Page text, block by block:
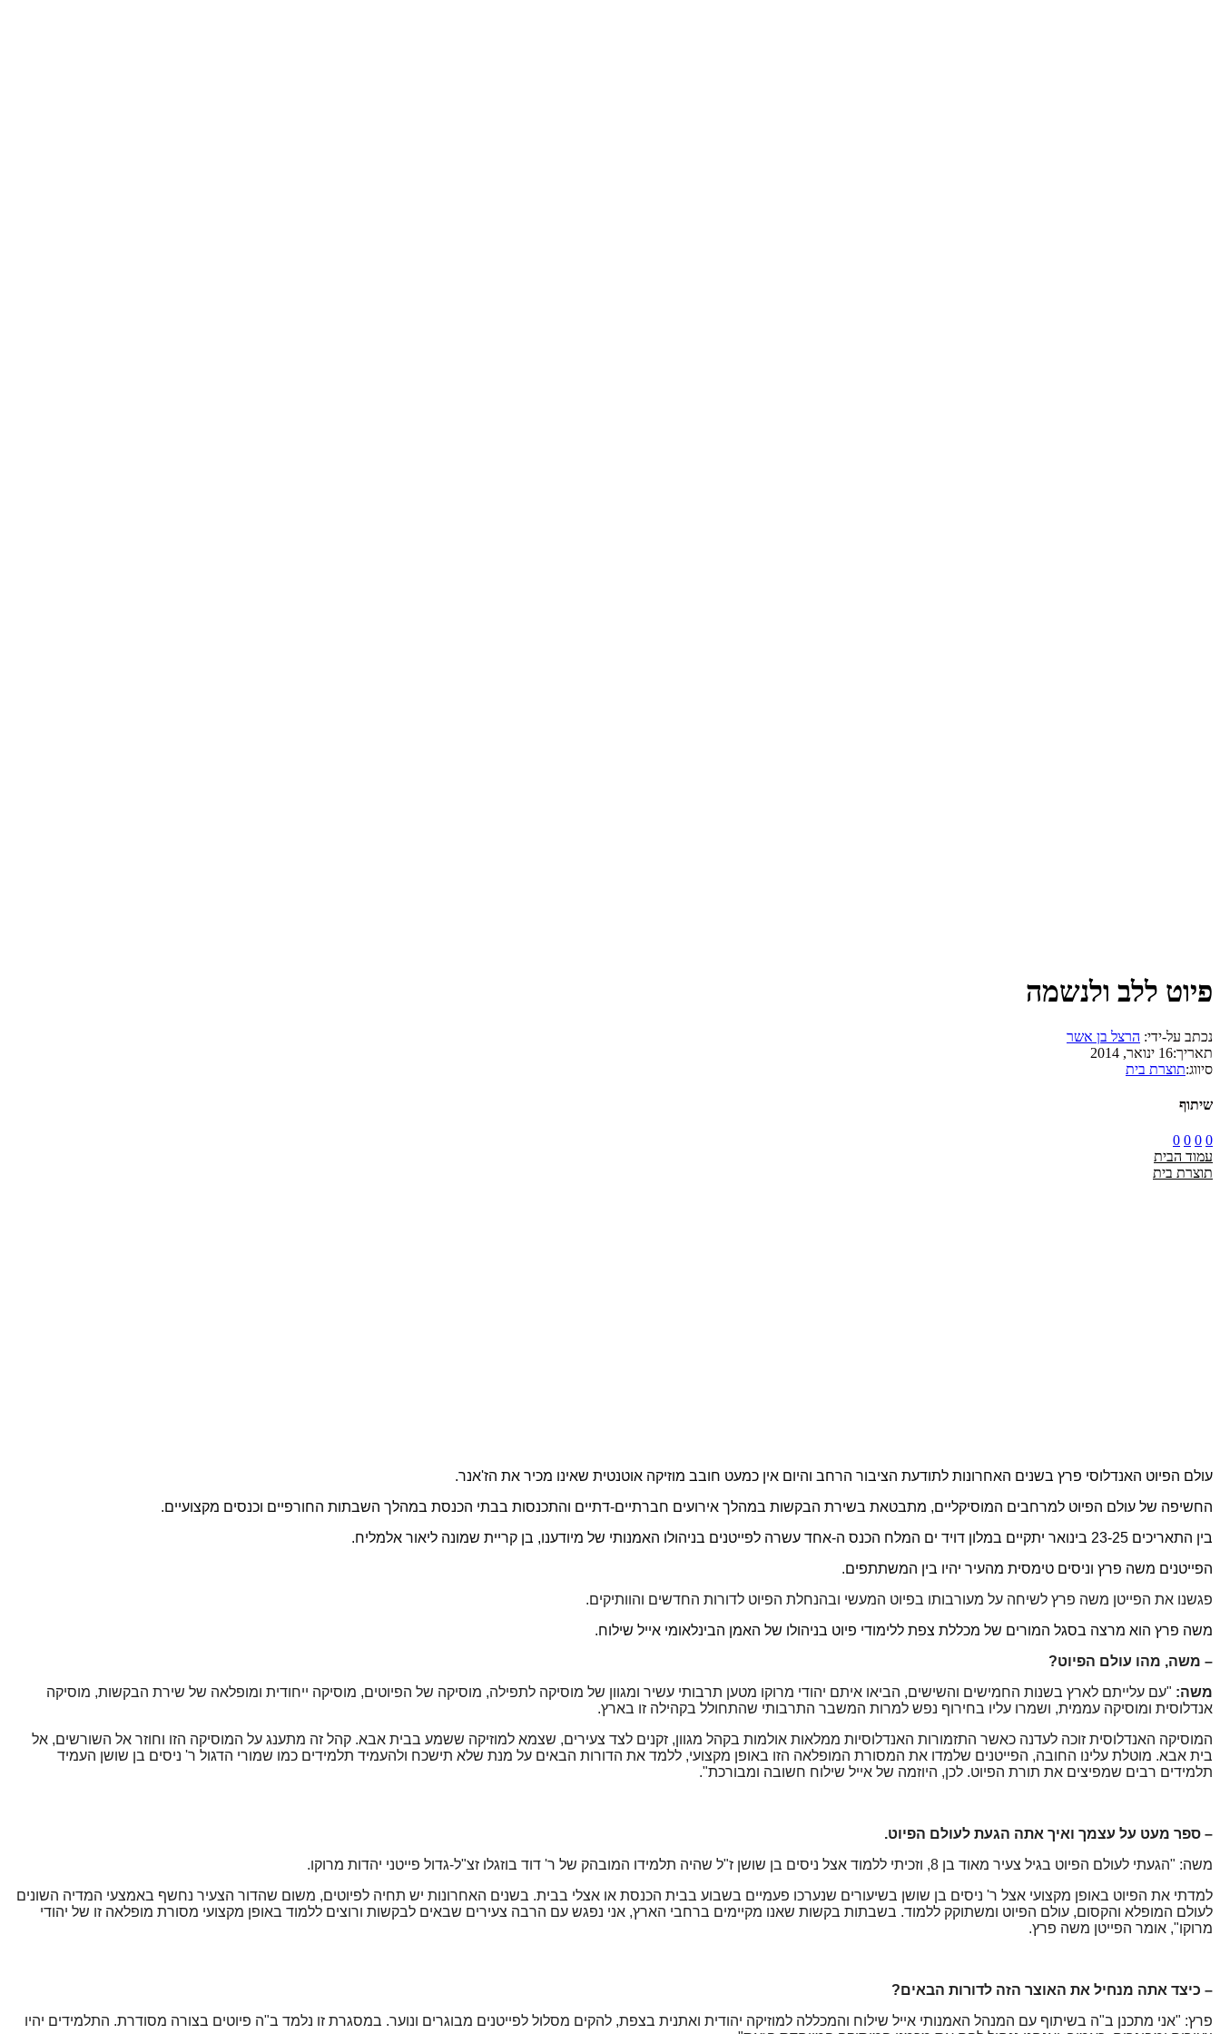
פיוט ללב ולנשמה
נכתב על-ידי: הרצל בן אשר
תאריך:16 ינואר, 2014
סיווג:תוצרת בית
שיתוף
0
0
0
0
עמוד הבית
תוצרת בית
עולם הפיוט האנדלוסי פרץ בשנים האחרונות לתודעת הציבור הרחב והיום אין כמעט חובב מוזיקה אוטנטית שאינו מכיר את הז'אנר.
החשיפה של עולם הפיוט למרחבים המוסיקליים, מתבטאת בשירת הבקשות במהלך אירועים חברתיים-דתיים והתכנסות בבתי הכנסת במהלך השבתות החורפיים וכנסים מקצועיים.
בין התאריכים 23-25 בינואר יתקיים במלון דויד ים המלח הכנס ה-אחד עשרה לפייטנים בניהולו האמנותי של מיודענו, בן קריית שמונה ליאור אלמליח.
הפייטנים משה פרץ וניסים טימסית מהעיר יהיו בין המשתתפים.
פגשנו את הפייטן משה פרץ לשיחה על מעורבותו בפיוט המעשי ובהנחלת הפיוט לדורות החדשים והוותיקים.
משה פרץ הוא מרצה בסגל המורים של מכללת צפת ללימודי פיוט בניהולו של האמן הבינלאומי אייל שילוח.
– משה, מהו עולם הפיוט?
משה: "עם עלייתם לארץ בשנות החמישים והשישים, הביאו איתם יהודי מרוקו מטען תרבותי עשיר ומגוון של מוסיקה לתפילה, מוסיקה של הפיוטים, מוסיקה ייחודית ומופלאה של שירת הבקשות, מוסיקה
אנדלוסית ומוסיקה עממית, ושמרו עליו בחירוף נפש למרות המשבר התרבותי שהתחולל בקהילה זו בארץ.
המוסיקה האנדלוסית זוכה לעדנה כאשר התזמורות האנדלוסיות ממלאות אולמות בקהל מגוון, זקנים לצד צעירים, שצמא למוזיקה ששמע בבית אבא. קהל זה מתענג על המוסיקה הזו וחוזר אל השורשים, אל
בית אבא. מוטלת עלינו החובה, הפייטנים שלמדו את המסורת המופלאה הזו באופן מקצועי, ללמד את הדורות הבאים על מנת שלא תישכח ולהעמיד תלמידים כמו שמורי הדגול ר' ניסים בן שושן העמיד
תלמידים רבים שמפיצים את תורת הפיוט. לכן, היוזמה של אייל שילוח חשובה ומבורכת".
– ספר מעט על עצמך ואיך אתה הגעת לעולם הפיוט.
משה: "הגעתי לעולם הפיוט בגיל צעיר מאוד בן 8, וזכיתי ללמוד אצל ניסים בן שושן ז"ל שהיה תלמידו המובהק של ר' דוד בוזגלו זצ"ל-גדול פייטני יהדות מרוקו.
למדתי את הפיוט באופן מקצועי אצל ר' ניסים בן שושן בשיעורים שנערכו פעמיים בשבוע בבית הכנסת או אצלי בבית. בשנים האחרונות יש תחיה לפיוטים, משום שהדור הצעיר נחשף באמצעי המדיה השונים
לעולם המופלא והקסום, עולם הפיוט ומשתוקק ללמוד. בשבתות בקשות שאנו מקיימים ברחבי הארץ, אני נפגש עם הרבה צעירים שבאים לבקשות ורוצים ללמוד באופן מקצועי מסורת מופלאה זו של יהודי
מרוקו", אומר הפייטן משה פרץ.
– כיצד אתה מנחיל את האוצר הזה לדורות הבאים?
פרץ: "אני מתכנן ב"ה בשיתוף עם המנהל האמנותי אייל שילוח והמכללה למוזיקה יהודית ואתנית בצפת, להקים מסלול לפייטנים מבוגרים ונוער. במסגרת זו נלמד ב"ה פיוטים בצורה מסודרת. התלמידים יהיו